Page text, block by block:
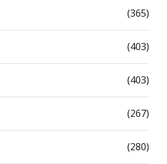
(365)
(403)
(403)
(267)
(280)